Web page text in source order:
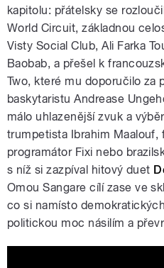
kapitolu: přátelsky se
World Circuit, základnou
Visty Social Club, Ali Farka
Baobab, a přešel k
Two, které mu doporučilo za
baskytaristu Andrease
málo uhlazenější zvuk a
trumpetista Ibrahim Maalouf,
programátor Fixi nebo
s níž si zazpíval hitový duet
Omou Sangare cílí zase ve
co si namísto
politickou moc násilím a